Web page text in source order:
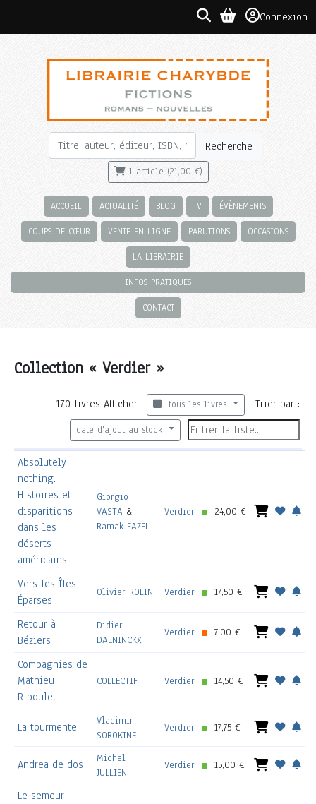
Connexion
Recherche
1 article (21,00 €)
ACCUEIL ACTUALITÉ BLOG TV ÉVÈNEMENTS
COUPS DE CŒUR VENTE EN LIGNE PARUTIONS OCCASIONS
LA LIBRAIRIE
INFOS PRATIQUES
CONTACT
Collection « Verdier »
170 livresAfficher : tous les livres Trier par :
date d'ajout au stock
Absolutely
nothing.
Histoires et
disparitions
dans les
déserts
américains
Giorgio
VASTA &
Ramak FAZEL
Verdier 24,00 €
Vers les Îles
Éparses
Olivier ROLIN Verdier 17,50 €
Retour à
Béziers
Didier
DAENINCKX
Verdier 7,00 €
Compagnies de
Mathieu
Riboulet
COLLECTIF Verdier 14,50 €
La tourmente
Vladimir
SOROKINE
Verdier 17,75 €
Andrea de dos
Michel
JULLIEN
Verdier 15,00 €
Le semeur